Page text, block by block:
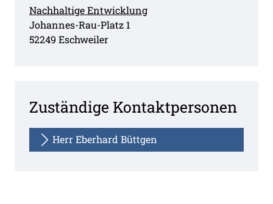
Nachhaltige Entwicklung
Straße:
Johannes-Rau-Platz Hausnummer:
1
PLZ:
52249 Ort:
Eschweiler
Zuständige Kontaktpersonen
Herr Eberhard Büttgen